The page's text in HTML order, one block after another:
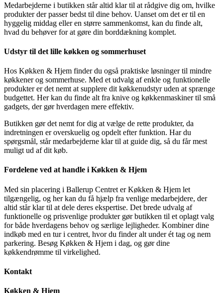
Medarbejderne i butikken står altid klar til at rådgive dig om, hvilke
produkter der passer bedst til dine behov. Uanset om det er til en
hyggelig middag eller en større sammenkomst, kan du finde alt,
hvad du behøver for at gøre din borddækning komplet.
Udstyr til det lille køkken og sommerhuset
Hos Køkken & Hjem finder du også praktiske løsninger til mindre
køkkener og sommerhuse. Med et udvalg af enkle og funktionelle
produkter er det nemt at supplere dit køkkenudstyr uden at sprænge
budgettet. Her kan du finde alt fra knive og køkkenmaskiner til små
gadgets, der gør hverdagen mere effektiv.
Butikken gør det nemt for dig at vælge de rette produkter, da
indretningen er overskuelig og opdelt efter funktion. Har du
spørgsmål, står medarbejderne klar til at guide dig, så du får mest
muligt ud af dit køb.
Fordelene ved at handle i Køkken & Hjem
Med sin placering i Ballerup Centret er Køkken & Hjem let
tilgængelig, og her kan du få hjælp fra venlige medarbejdere, der
altid står klar til at dele deres ekspertise. Det brede udvalg af
funktionelle og prisvenlige produkter gør butikken til et oplagt valg
for både hverdagens behov og særlige lejligheder. Kombiner dine
indkøb med en tur i centret, hvor du finder alt under ét tag og nem
parkering. Besøg Køkken & Hjem i dag, og gør dine
køkkendrømme til virkelighed.
Kontakt
Køkken & Hjem